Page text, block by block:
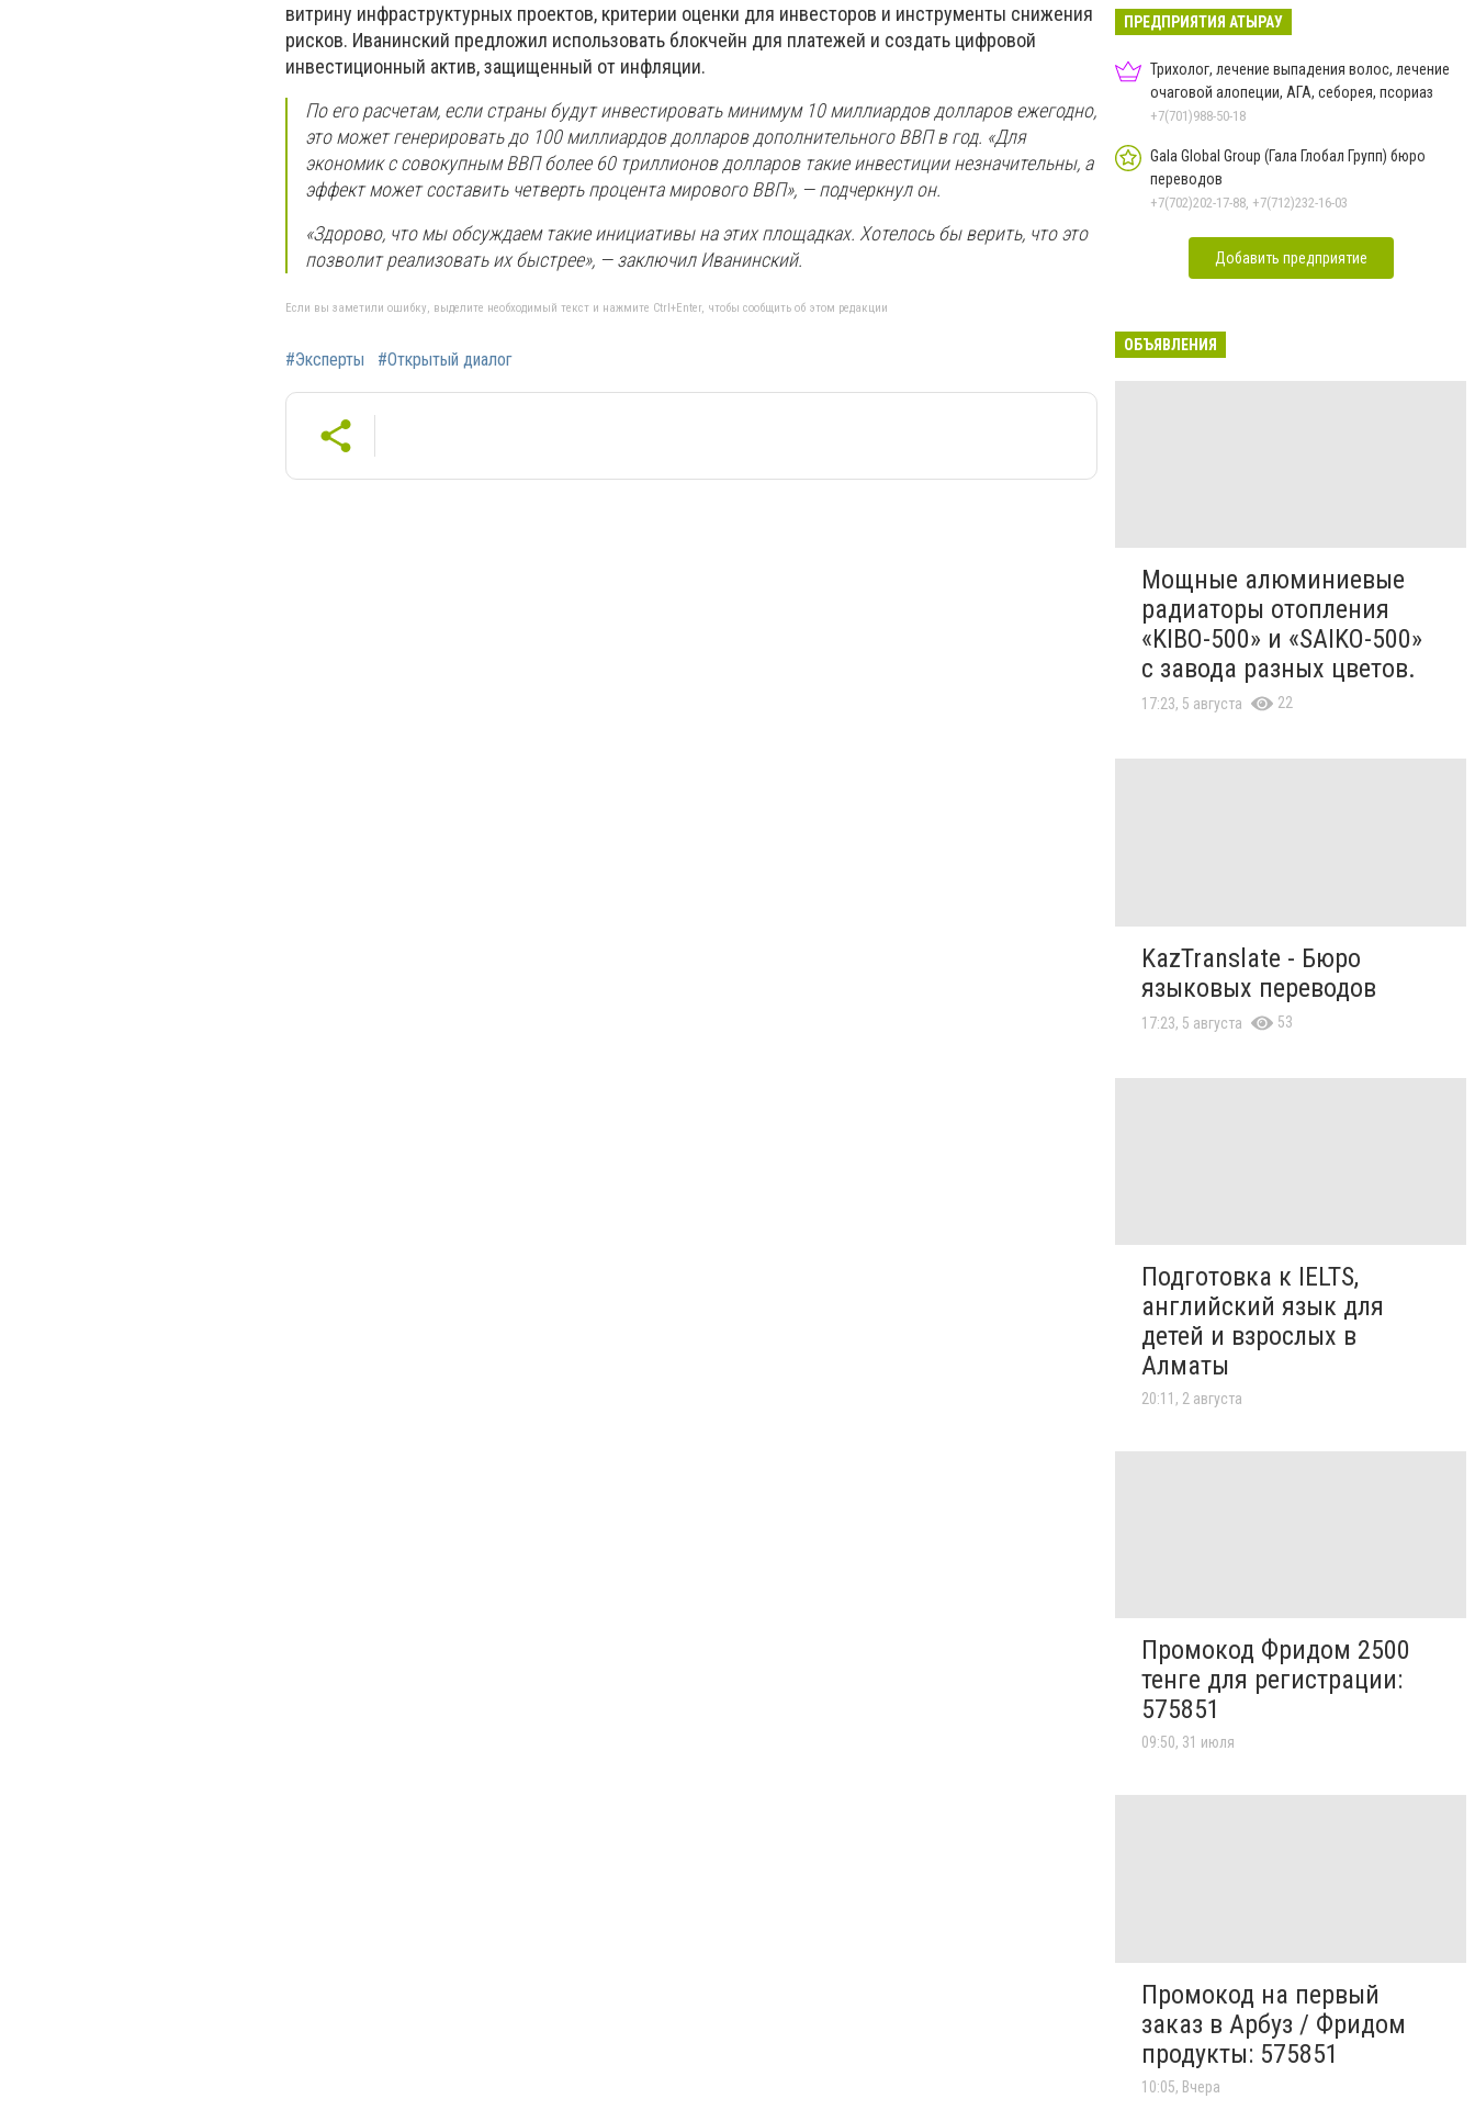
витрину инфраструктурных проектов, критерии оценки для инвесторов и инструменты снижения
рисков. Иванинский предложил использовать блокчейн для платежей и создать цифровой
инвестиционный актив, защищенный от инфляции.
По его расчетам, если страны будут инвестировать минимум 10 миллиардов долларов ежегодно,
это может генерировать до 100 миллиардов долларов дополнительного ВВП в год. «Для
экономик с совокупным ВВП более 60 триллионов долларов такие инвестиции незначительны, а
эффект может составить четверть процента мирового ВВП», — подчеркнул он.
«Здорово, что мы обсуждаем такие инициативы на этих площадках. Хотелось бы верить, что это
позволит реализовать их быстрее», — заключил Иванинский.
Если вы заметили ошибку, выделите необходимый текст и нажмите Ctrl+Enter, чтобы сообщить об этом редакции
#Эксперты #Открытый диалог
ПРЕДПРИЯТИЯ АТЫРАУ
Трихолог, лечение выпадения волос, лечение
очаговой алопеции, АГА, себорея, псориаз
+7(701)988-50-18
Gala Global Group (Гала Глобал Групп) бюро
переводов
+7(702)202-17-88, +7(712)232-16-03
Добавить предприятие
ОБЪЯВЛЕНИЯ
Мощные алюминиевые
радиаторы отопления
«KIBO-500» и «SAIKO-500»
с завода разных цветов.
17:23, 5 августа 22
KazTranslate - Бюро
языковых переводов
17:23, 5 августа 53
Подготовка к IELTS,
английский язык для
детей и взрослых в
Алматы
20:11, 2 августа
Промокод Фридом 2500
тенге для регистрации:
575851
09:50, 31 июля
Промокод на первый
заказ в Арбуз / Фридом
продукты: 575851
10:05, Вчера